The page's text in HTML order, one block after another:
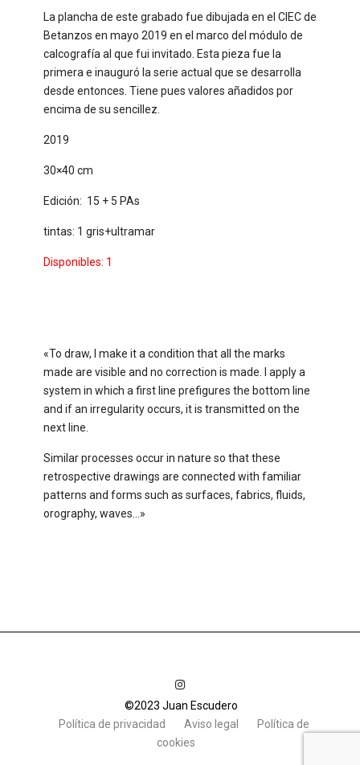
La plancha de este grabado fue dibujada en el CIEC de
Betanzos en mayo 2019 en el marco del módulo de
calcografía al que fui invitado. Esta pieza fue la
primera e inauguró la serie actual que se desarrolla
desde entonces. Tiene pues valores añadidos por
encima de su sencillez.
2019
30×40 cm
Edición: 15 + 5 PAs
tintas: 1 gris+ultramar
Disponibles: 1
«To draw, I make it a condition that all the marks
made are visible and no correction is made. I apply a
system in which a first line prefigures the bottom line
and if an irregularity occurs, it is transmitted on the
next line.
Similar processes occur in nature so that these
retrospective drawings are connected with familiar
patterns and forms such as surfaces, fabrics, fluids,
orography, waves…»
©2023 Juan Escudero
Política de privacidad
Aviso legal
Política de
cookies